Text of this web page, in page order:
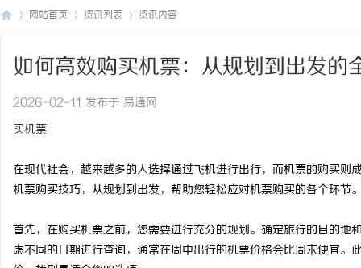
网站首页 资讯列表 资讯内容
如何高效购买机票：从规划到出发的
2026-02-11 发布于 易通网
买机票
在现代社会，越来越多的人选择通过飞机进行出行，而机票的购买
机票购买技巧，从规划到出发，帮助您轻松应对机票购买的各个环节
首先，在购买机票之前，您需要进行充分的规划。确定旅行的目的
虑不同的日期进行查询，通常在周中出行的机票价格会比周末便宜